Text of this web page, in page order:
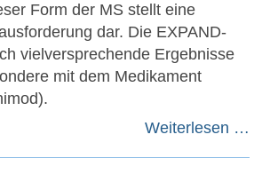
Form der MS stellt eine
dar. Die EXPAND-
vielversprechende Ergebnisse
mit dem Medikament
Weiterlesen …